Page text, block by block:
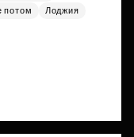
потом
Лоджия